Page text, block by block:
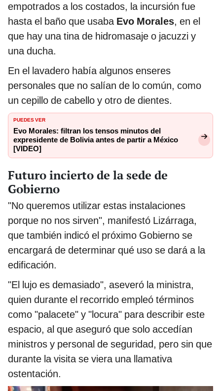
empotrados a los costados, la incursión fue
hasta el baño que usaba Evo Morales, en el
que hay una tina de hidromasaje o jacuzzi y
una ducha.
En el lavadero había algunos enseres
personales que no salían de lo común, como
un cepillo de cabello y otro de dientes.
PUEDES VER
Evo Morales: filtran los tensos minutos del
expresidente de Bolivia antes de partir a México
[VIDEO]
Futuro incierto de la sede de
Gobierno
"No queremos utilizar estas instalaciones
porque no nos sirven", manifestó Lizárraga,
que también indicó el próximo Gobierno se
encargará de determinar qué uso se dará a la
edificación.
"El lujo es demasiado", aseveró la ministra,
quien durante el recorrido empleó términos
como "palacete" y "locura" para describir este
espacio, al que aseguró que solo accedían
ministros y personal de seguridad, pero sin que
durante la visita se viera una llamativa
ostentación.